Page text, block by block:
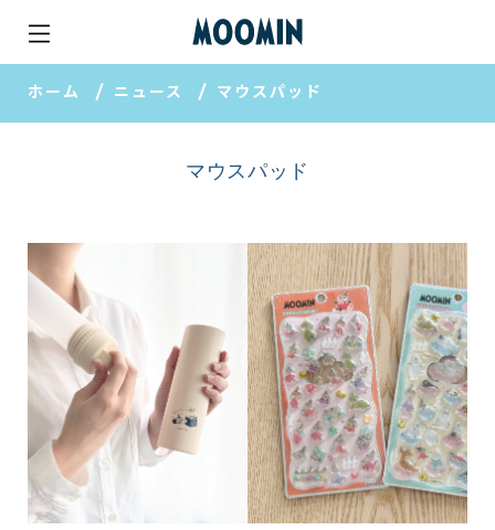
ホーム ニュース マウスパッド
マウスパッド